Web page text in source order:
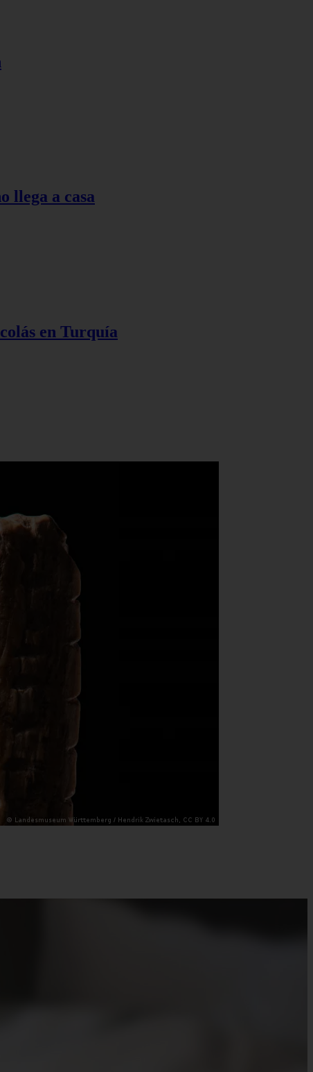
llega a casa
en Turquía